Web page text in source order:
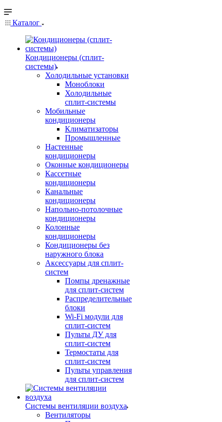
Каталог
Кондиционеры (сплит-
системы)
Холодильные установки
Моноблоки
Холодильные
сплит-системы
Мобильные
кондиционеры
Климатизаторы
Промышленные
Настенные
кондиционеры
Оконные кондиционеры
Кассетные
кондиционеры
Канальные
кондиционеры
Напольно-потолочные
кондиционеры
Колонные
кондиционеры
Кондиционеры без
наружного блока
Аксессуары для сплит-
систем
Помпы дренажные
для сплит-систем
Распределительные
блоки
Wi-Fi модули для
сплит-систем
Пульты ДУ для
сплит-систем
Термостаты для
сплит-систем
Пульты управления
для сплит-систем
Системы вентиляции воздуха
Вентиляторы